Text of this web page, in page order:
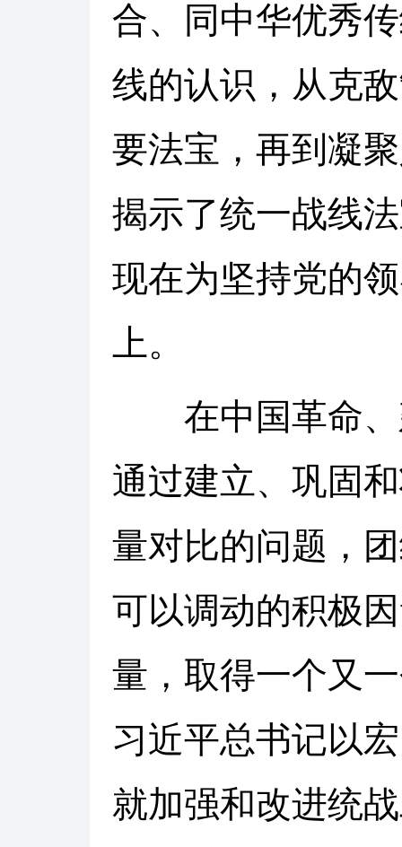
合、同中华优秀
线的认识，从克
要法宝，再到凝
揭示了统一战线
现在为坚持党的
上。
在中国革命、
通过建立、巩固
量对比的问题，
可以调动的积极
量，取得一个又
习近平总书记以
就加强和改进统